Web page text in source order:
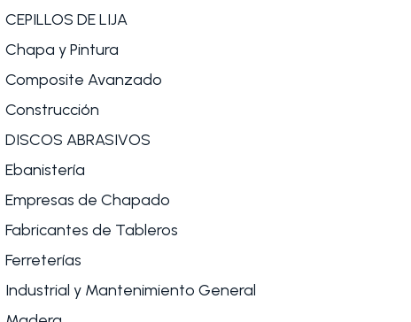
CEPILLOS DE LIJA
Chapa y Pintura
Composite Avanzado
Construcción
DISCOS ABRASIVOS
Ebanistería
Empresas de Chapado
Fabricantes de Tableros
Ferreterías
Industrial y Mantenimiento General